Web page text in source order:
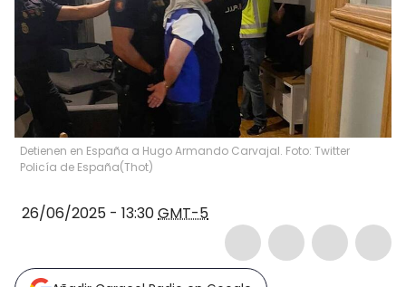
Detienen en España a Hugo Armando Carvajal. Foto: Twitter
Policía de España(Thot)
26/06/2025 - 13:30GMT-5